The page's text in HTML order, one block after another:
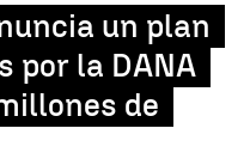
un plan
por la DANA
de